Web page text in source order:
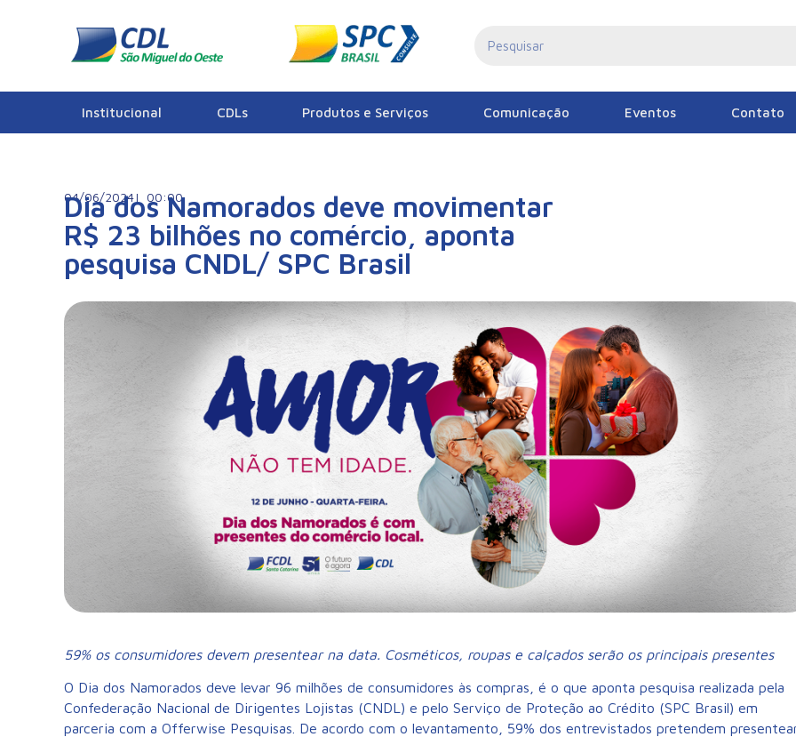
Institucional CDLs Produtos e Serviços Comunicação Eventos Contato
Notícias
04/06/2024| 00:00
Dia dos Namorados deve movimentar
R$ 23 bilhões no comércio, aponta
pesquisa CNDL/ SPC Brasil
59% os consumidores devem presentear na data. Cosméticos, roupas e calçados serão os principais presentes
O Dia dos Namorados deve levar 96 milhões de consumidores às compras, é o que aponta pesquisa realizada pela
Confederação Nacional de Dirigentes Lojistas (CNDL) e pelo Serviço de Proteção ao Crédito (SPC Brasil) em
parceria com a Offerwise Pesquisas. De acordo com o levantamento, 59% dos entrevistados pretendem